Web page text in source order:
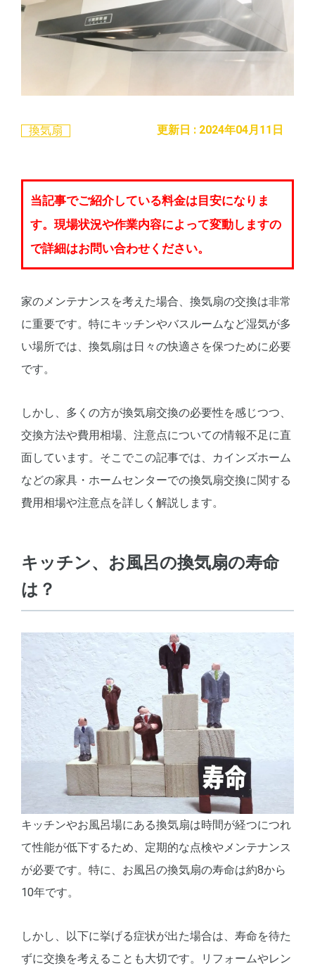
換気扇 更新日 : 2024年04月11日
当記事でご紹介している料金は目安になりま
す。現場状況や作業内容によって変動しますの
で詳細はお問い合わせください。
家のメンテナンスを考えた場合、換気扇の交換は非常
に重要です。特にキッチンやバスルームなど湿気が多
い場所では、換気扇は日々の快適さを保つために必要
です。
しかし、多くの方が換気扇交換の必要性を感じつつ、
交換方法や費用相場、注意点についての情報不足に直
面しています。そこでこの記事では、カインズホーム
などの家具・ホームセンターでの換気扇交換に関する
費用相場や注意点を詳しく解説します。
キッチン、お風呂の換気扇の寿命
は？
キッチンやお風呂場にある換気扇は時間が経つにつれ
て性能が低下するため、定期的な点検やメンテナンス
が必要です。特に、お風呂の換気扇の寿命は約8から
10年です。
しかし、以下に挙げる症状が出た場合は、寿命を待た
ずに交換を考えることも大切です。リフォームやレン